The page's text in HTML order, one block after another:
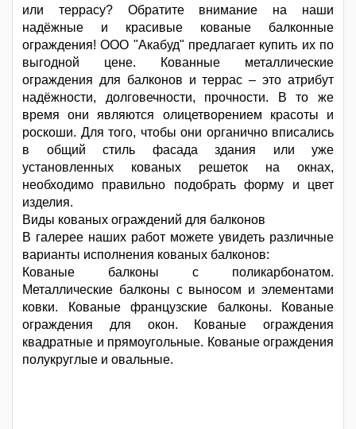
или террасу? Обратите внимание на наши
надёжные и красивые кованые балконные
ограждения! ООО "Акабуд" предлагает купить их по
выгодной цене. Кованные металлические
ограждения для балконов и террас – это атрибут
надёжности, долговечности, прочности. В то же
время они являются олицетворением красоты и
роскоши. Для того, чтобы они органично вписались
в общий стиль фасада здания или уже
установленных кованых решеток на окнах,
необходимо правильно подобрать форму и цвет
изделия.
Виды кованых ограждений для балконов
В галерее наших работ можете увидеть различные
варианты исполнения кованых балконов:
Кованые балконы с поликарбонатом.
Металлические балконы с выносом и элементами
ковки. Кованые французские балконы. Кованые
ограждения для окон. Кованые ограждения
квадратные и прямоугольные. Кованые ограждения
полукруглые и овальные.